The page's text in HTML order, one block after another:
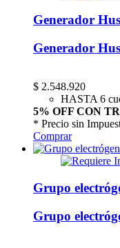
Generador
Generador
$ 2.548.920
HASTA 6
5% OFF CON
* Precio sin
Comprar
Grupo
Grupo